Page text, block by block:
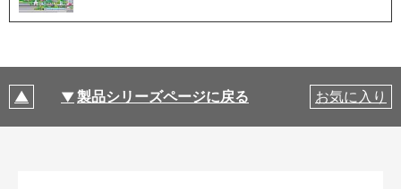
製品シリーズページに戻る お気に入り